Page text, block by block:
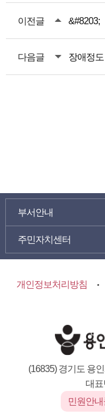
이전글
다음글
부서안내
주민자치센터
개인정보처리방침
(16835) 경기도 용
대표
민원안